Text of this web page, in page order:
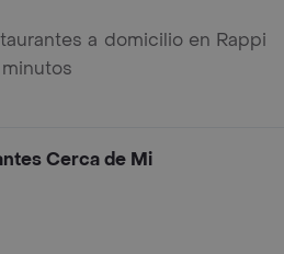
a domicilio en Rappi
Cerca de Mi